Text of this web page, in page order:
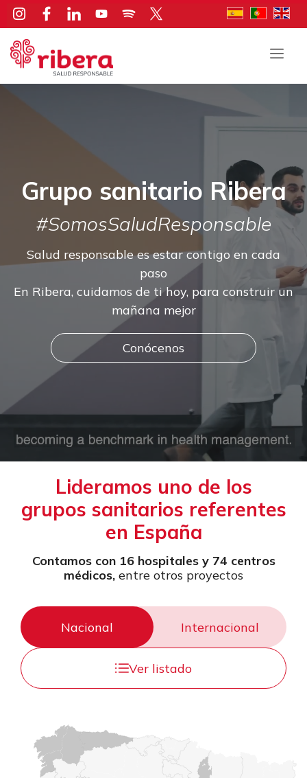
Saltar
contenido
Grupo sanitario Ribera
#SomosSaludResponsable
Salud responsable es estar contigo en cada
paso
En Ribera, cuidamos de ti hoy, para construir un
mañana mejor
Conócenos
Lideramos uno de los
grupos sanitarios referentes
en España
Contamos con 16 hospitales y 74 centros
médicos, entre otros proyectos
Nacional Internacional
Ver listado